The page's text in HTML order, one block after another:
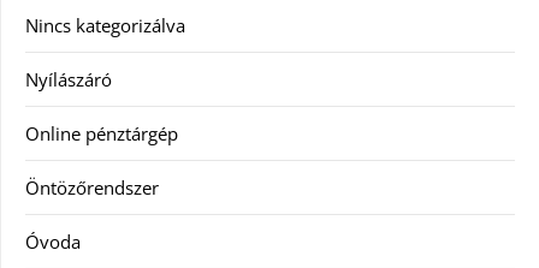
Nincs kategorizálva
Nyílászáró
Online pénztárgép
Öntözőrendszer
Óvoda